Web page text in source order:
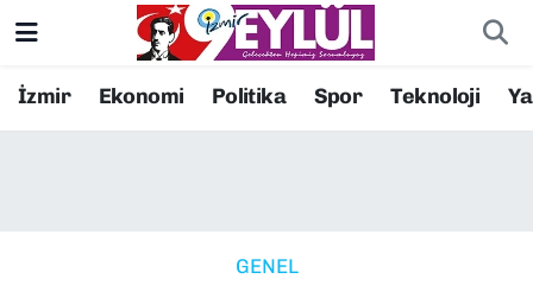
İzmir Ekonomi Politika Spor Teknoloji
GENEL
Resmi İlanlar
Konak Nöbetçi Eczaneler
Süper Lig Puan Durumu ve Fikstür